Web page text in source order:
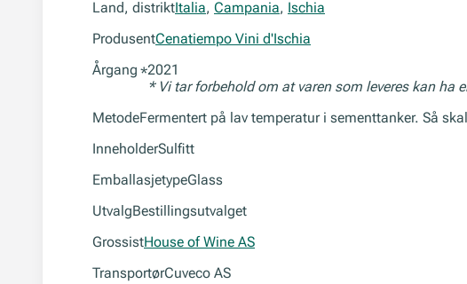
Land, distriktItalia, Campania, Ischia
ProdusentCenatiempo Vini d'Ischia
Årgang *2021
* Vi tar forbehold om at varen som leveres kan ha
MetodeFermentert på lav temperatur i sementtanker. Så
InneholderSulfitt
EmballasjetypeGlass
UtvalgBestillingsutvalget
GrossistHouse of Wine AS
TransportørCuveco AS